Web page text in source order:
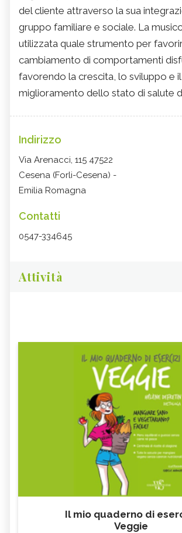
del cliente attraverso la sua
gruppo familiare e sociale. La
utilizzata quale strumento per
cambiamento di comportamenti
favorendo la crescita, lo sviluppo e il
miglioramento dello stato di salute
Indirizzo
Via Arenacci, 115 47522
Cesena (Forli-Cesena) -
Emilia Romagna
Contatti
0547-334645
Attività
Il mio quaderno di
Veggie